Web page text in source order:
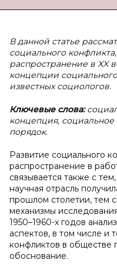
В данной статье
социального
распространение в XX
концепции
известных социологов.
Ключевые слова:
концепция,
порядок.
Развитие социального
распространение в
связывается также с
научная отрасль
прошлом столетии, тем
механизмы
1950–1960-х годов
аспектов, в том числе и
конфликтов в обществе
обоснование.